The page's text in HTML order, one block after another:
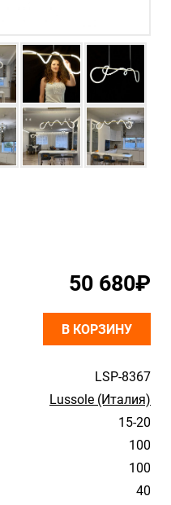
LSP-8367
Lussole (Италия)
15-20
100
100
40
50 680₽
В КОРЗИНУ